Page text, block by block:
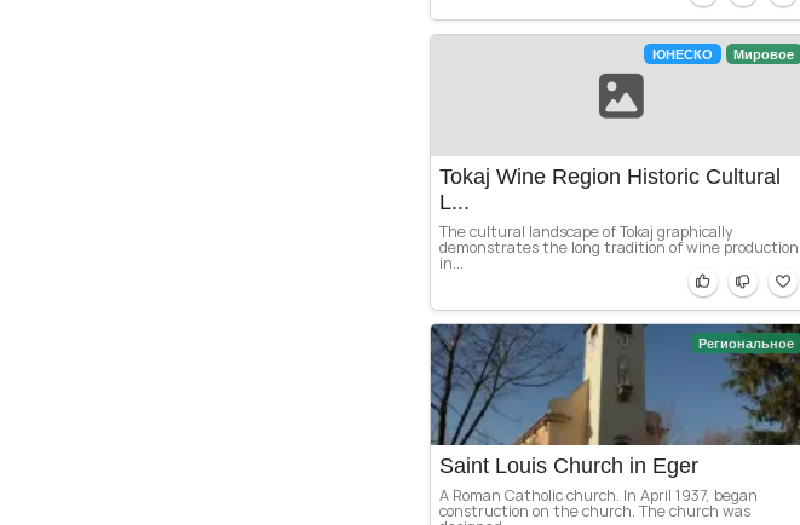
ЮНЕСКО Мировое
Tokaj Wine Region Historic Cultural
L...
The cultural landscape of Tokaj graphically
demonstrates the long tradition of wine production
in...
Региональное
Saint Louis Church in Eger
A Roman Catholic church. In April 1937, began
construction on the church. The church was